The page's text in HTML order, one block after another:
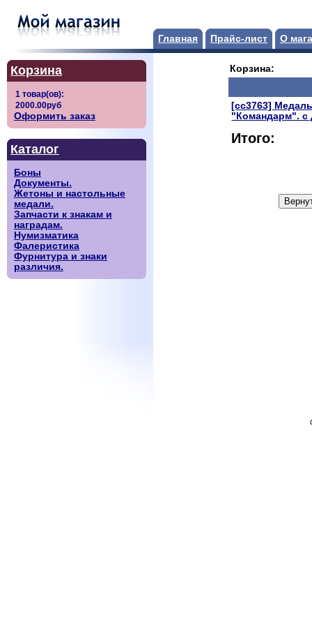
Главная Прайс-лист О
Корзина
Оформить заказ
Каталог
Боны
Документы.
Жетоны и настольные
медали.
Запчасти к знакам и
наградам.
Нумизматика
Фалеристика
Фурнитура и знаки
различия.
Корзина:
[сс3763]
"Командарм". с
Итого: